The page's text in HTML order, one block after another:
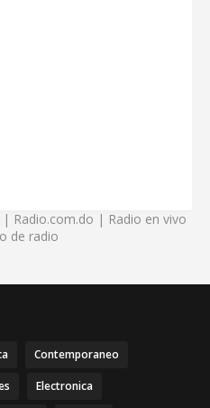
Radio.com.do | Radio en vivo
de radio
Contemporaneo
Electronica